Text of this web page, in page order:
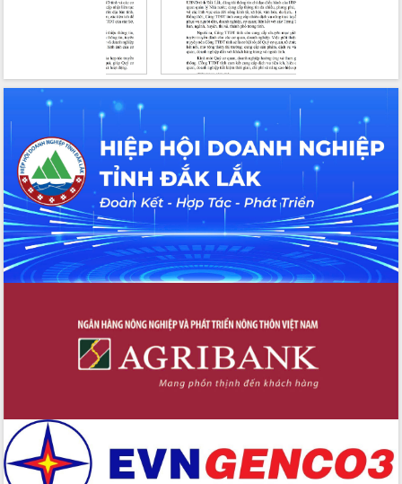
Xây dựng nền hành chính số đồng
hành cùng nông dân dân, doanh nghiệp
Giai đoạn 2026-2030, Đắk Lắk phấn
đấu có 77% xã đạt chuẩn nông thôn
Chuyển đổi số 'mở đường' cho nông
nghiệp Đắk Lắk tăng trưởng bứt phá
Triển khai đồng bộ đo đạc, lập hồ sơ
địa chính, hoàn thiện cơ sở dữ liệu đất
đai
Ứng dụng sinh trắc học - Bước tiến
trong hành trình chuyển đổi số tại Đắk
Lắk
Đắk Lắk nâng cao hiệu quả công tác
Đắk Lắk đẩy mạnh nuôi biển công
nghệ, hướng tới phát triển thủy sản
Tập huấn nâng cao năng lực triển khai
Đắk Lắk phát động hưởng ứng Ngày
Quyền của người tiêu dùng Việt Nam
2026